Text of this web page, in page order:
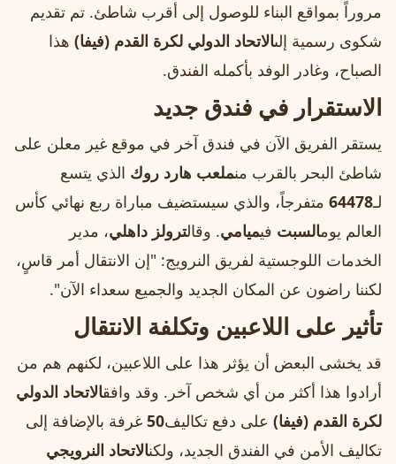
مروراً بمواقع البناء للوصول إلى أقرب شاطئ. تم تقديم
شكوى رسمية إلىالاتحاد الدولي لكرة القدم (فيفا) هذا
الصباح، وغادر الوفد بأكمله الفندق.
الاستقرار في فندق جديد
يستقر الفريق الآن في فندق آخر في موقع غير معلن على
شاطئ البحر بالقرب منملعب هارد روك الذي يتسع
لـ64478 متفرجاً، والذي سيستضيف مباراة ربع نهائي كأس
العالم يومالسبت فيميامي. وقالترولز داهلي، مدير
الخدمات اللوجستية لفريق النرويج: "إن الانتقال أمر قاسٍ،
لكننا راضون عن المكان الجديد والجميع سعداء الآن".
تأثير على اللاعبين وتكلفة الانتقال
قد يخشى البعض أن يؤثر هذا على اللاعبين، لكنهم هم من
أرادوا هذا أكثر من أي شخص آخر. وقد وافقالاتحاد الدولي
لكرة القدم (فيفا) على دفع تكاليف50 غرفة بالإضافة إلى
تكاليف الأمن في الفندق الجديد، ولكنالاتحاد النرويجي